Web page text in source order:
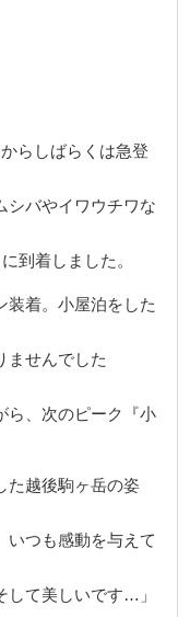
らしばらくは急登
シバやイワウチワな
到着しました。
装着。小屋泊をした
ませんでした
ら、次のピーク『小
た越後駒ヶ岳の姿
いつも感動を与えて
して美しいです…」